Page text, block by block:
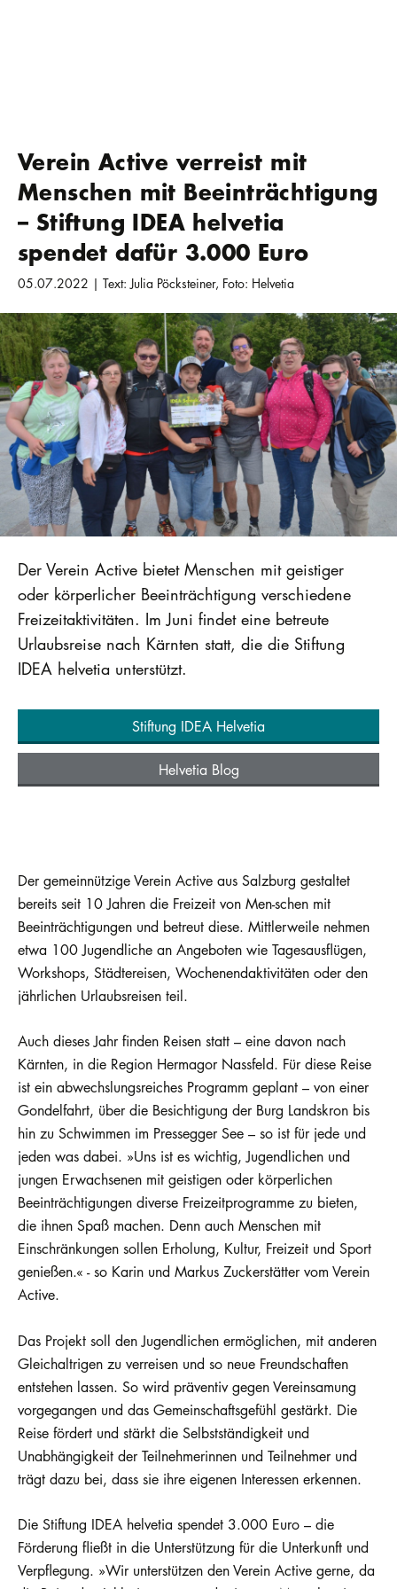
Verein Active verreist mit
Menschen mit Beeinträchtigung
– Stiftung IDEA helvetia
spendet dafür 3.000 Euro
05.07.2022 | Text: Julia Pöcksteiner, Foto: Helvetia
Der Verein Active bietet Menschen mit geistiger
oder körperlicher Beeinträchtigung verschiedene
Freizeitaktivitäten. Im Juni findet eine betreute
Urlaubsreise nach Kärnten statt, die die Stiftung
IDEA helvetia unterstützt.
Stiftung IDEA Helvetia
Helvetia Blog
Der gemeinnützige Verein Active aus Salzburg gestaltet
bereits seit 10 Jahren die Freizeit von Men-schen mit
Beeinträchtigungen und betreut diese. Mittlerweile nehmen
etwa 100 Jugendliche an Angeboten wie Tagesausflügen,
Workshops, Städtereisen, Wochenendaktivitäten oder den
jährlichen Urlaubsreisen teil.
Auch dieses Jahr finden Reisen statt – eine davon nach
Kärnten, in die Region Hermagor Nassfeld. Für diese Reise
ist ein abwechslungsreiches Programm geplant – von einer
Gondelfahrt, über die Besichtigung der Burg Landskron bis
hin zu Schwimmen im Pressegger See – so ist für jede und
jeden was dabei. »Uns ist es wichtig, Jugendlichen und
jungen Erwachsenen mit geistigen oder körperlichen
Beeinträchtigungen diverse Freizeitprogramme zu bieten,
die ihnen Spaß machen. Denn auch Menschen mit
Einschränkungen sollen Erholung, Kultur, Freizeit und Sport
genießen.« - so Karin und Markus Zuckerstätter vom Verein
Active.
Das Projekt soll den Jugendlichen ermöglichen, mit anderen
Gleichaltrigen zu verreisen und so neue Freundschaften
entstehen lassen. So wird präventiv gegen Vereinsamung
vorgegangen und das Gemeinschaftsgefühl gestärkt. Die
Reise fördert und stärkt die Selbstständigkeit und
Unabhängigkeit der Teilnehmerinnen und Teilnehmer und
trägt dazu bei, dass sie ihre eigenen Interessen erkennen.
Die Stiftung IDEA helvetia spendet 3.000 Euro – die
Förderung fließt in die Unterstützung für die Unterkunft und
Verpflegung. »Wir unterstützen den Verein Active gerne, da